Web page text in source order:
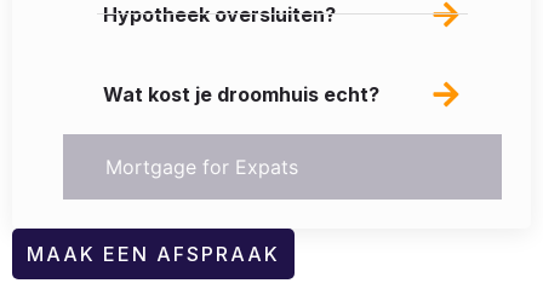
Mortgage for Expats
Hypotheek oversluiten?
Wat kost je droomhuis echt?
MAAK EEN AFSPRAAK